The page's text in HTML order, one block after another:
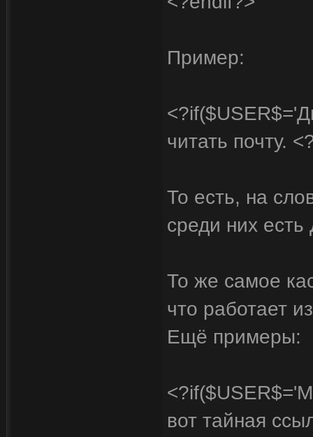
Пример:
читать почту.
То есть, на
среди них
То же самое
что работает
Ещё примеры:
вот тайная